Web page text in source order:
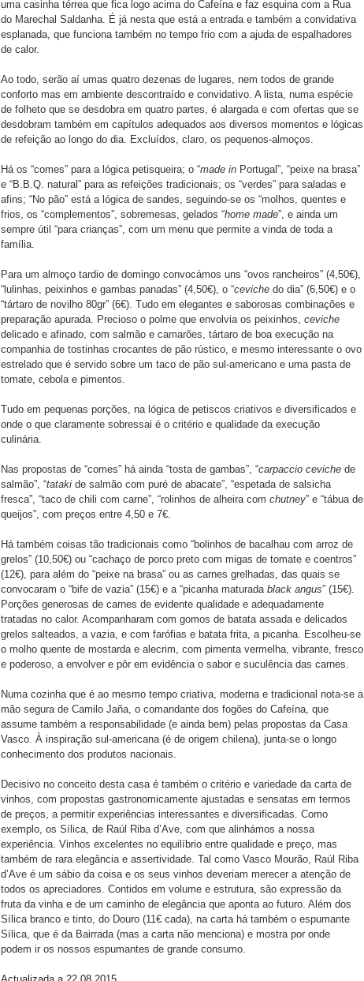
uma casinha térrea que fica logo acima do Cafeína e faz esquina com a Rua
do Marechal Saldanha. É já nesta que está a entrada e também a convidativa
esplanada, que funciona também no tempo frio com a ajuda de espalhadores
de calor.
Ao todo, serão aí umas quatro dezenas de lugares, nem todos de grande
conforto mas em ambiente descontraído e convidativo. A lista, numa espécie
de folheto que se desdobra em quatro partes, é alargada e com ofertas que se
desdobram também em capítulos adequados aos diversos momentos e lógicas
de refeição ao longo do dia. Excluídos, claro, os pequenos-almoços.
Há os “comes” para a lógica petisqueira; o “made in Portugal”, “peixe na brasa”
e “B.B.Q. natural” para as refeições tradicionais; os “verdes” para saladas e
afins; “No pão” está a lógica de sandes, seguindo-se os “molhos, quentes e
frios, os “complementos”, sobremesas, gelados “home made”, e ainda um
sempre útil “para crianças”, com um menu que permite a vinda de toda a
família.
Para um almoço tardio de domingo convocámos uns “ovos rancheiros” (4,50€),
“lulinhas, peixinhos e gambas panadas” (4,50€), o “ceviche do dia” (6,50€) e o
“tártaro de novilho 80gr” (6€). Tudo em elegantes e saborosas combinações e
preparação apurada. Precioso o polme que envolvia os peixinhos, ceviche
delicado e afinado, com salmão e camarões, tártaro de boa execução na
companhia de tostinhas crocantes de pão rústico, e mesmo interessante o ovo
estrelado que é servido sobre um taco de pão sul-americano e uma pasta de
tomate, cebola e pimentos.
Tudo em pequenas porções, na lógica de petiscos criativos e diversificados e
onde o que claramente sobressai é o critério e qualidade da execução
culinária.
Nas propostas de “comes” há ainda “tosta de gambas”, “carpaccio ceviche de
salmão”, “tataki de salmão com puré de abacate”, “espetada de salsicha
fresca”, “taco de chili com carne”, “rolinhos de alheira com chutney” e “tábua de
queijos”, com preços entre 4,50 e 7€.
Há também coisas tão tradicionais como “bolinhos de bacalhau com arroz de
grelos” (10,50€) ou “cachaço de porco preto com migas de tomate e coentros”
(12€), para além do “peixe na brasa” ou as carnes grelhadas, das quais se
convocaram o “bife de vazia” (15€) e a “picanha maturada black angus” (15€).
Porções generosas de carnes de evidente qualidade e adequadamente
tratadas no calor. Acompanharam com gomos de batata assada e delicados
grelos salteados, a vazia, e com farófias e batata frita, a picanha. Escolheu-se
o molho quente de mostarda e alecrim, com pimenta vermelha, vibrante, fresco
e poderoso, a envolver e pôr em evidência o sabor e suculência das carnes.
Numa cozinha que é ao mesmo tempo criativa, moderna e tradicional nota-se a
mão segura de Camilo Jaña, o comandante dos fogões do Cafeína, que
assume também a responsabilidade (e ainda bem) pelas propostas da Casa
Vasco. À inspiração sul-americana (é de origem chilena), junta-se o longo
conhecimento dos produtos nacionais.
Decisivo no conceito desta casa é também o critério e variedade da carta de
vinhos, com propostas gastronomicamente ajustadas e sensatas em termos
de preços, a permitir experiências interessantes e diversificadas. Como
exemplo, os Sílica, de Raúl Riba d’Ave, com que alinhámos a nossa
experiência. Vinhos excelentes no equilíbrio entre qualidade e preço, mas
também de rara elegância e assertividade. Tal como Vasco Mourão, Raúl Riba
d’Ave é um sábio da coisa e os seus vinhos deveriam merecer a atenção de
todos os apreciadores. Contidos em volume e estrutura, são expressão da
fruta da vinha e de um caminho de elegância que aponta ao futuro. Além dos
Sílica branco e tinto, do Douro (11€ cada), na carta há também o espumante
Sílica, que é da Bairrada (mas a carta não menciona) e mostra por onde
podem ir os nossos espumantes de grande consumo.